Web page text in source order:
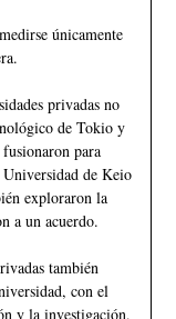
únicamente
privadas no
de Tokio y
para
de Keio
exploraron la
a un acuerdo.
también
con el
y la investigación,